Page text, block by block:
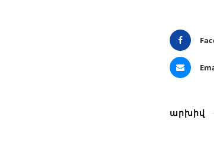
արխիվ